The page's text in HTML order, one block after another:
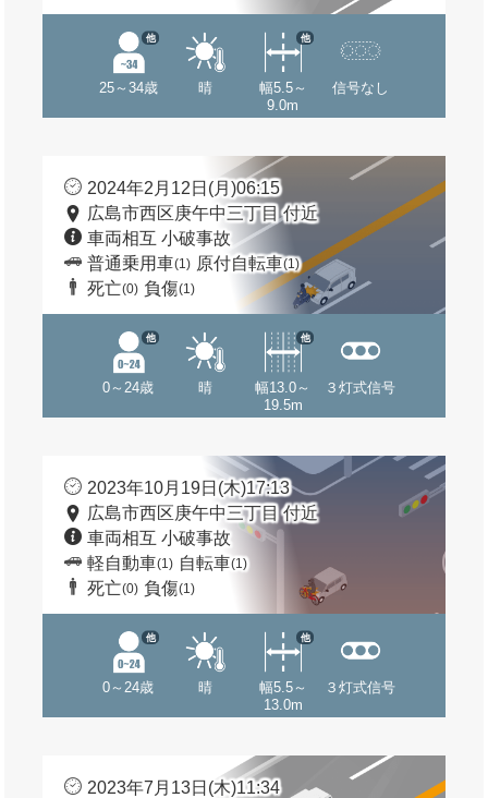
25～34歳
他
晴
幅5.5～
9.0m
他
信号なし
2024年2月12日(月)06:15
広島市西区庚午中三丁目 付近
車両相互 小破事故
普通乗用車(1) 原付自転車(1)
死亡(0) 負傷(1)
0～24歳
他
晴
幅13.0～
19.5m
他
３灯式信号
2023年10月19日(木)17:13
広島市西区庚午中三丁目 付近
車両相互 小破事故
軽自動車(1) 自転車(1)
死亡(0) 負傷(1)
0～24歳
他
晴
幅5.5～
13.0m
他
３灯式信号
2023年7月13日(木)11:34